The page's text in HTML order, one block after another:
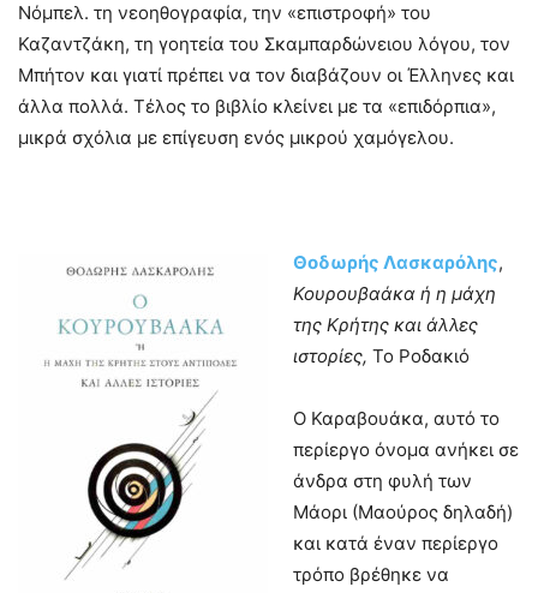
Νόμπελ. τη νεοηθογραφία, την «επιστροφή» του
Καζαντζάκη, τη γοητεία του Σκαμπαρδώνειου λόγου, τον
Μπήτον και γιατί πρέπει να τον διαβάζουν οι Έλληνες και
άλλα πολλά. Τέλος το βιβλίο κλείνει με τα «επιδόρπια»,
μικρά σχόλια με επίγευση ενός μικρού χαμόγελου.
Θοδωρής Λασκαρόλης,
Κουρουβαάκα ή η μάχη
της Κρήτης και άλλες
ιστορίες, Το Ροδακιό
Ο Καραβουάκα, αυτό το
περίεργο όνομα ανήκει σε
άνδρα στη φυλή των
Μάορι (Μαούρος δηλαδή)
και κατά έναν περίεργο
τρόπο βρέθηκε να